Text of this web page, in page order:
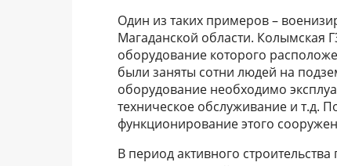
Один из таких примеров –
Магаданской области. Колымская
оборудование которого
были заняты сотни людей на
оборудование необходимо
техническое обслуживание и т.д.
функционирование этого
В период активного